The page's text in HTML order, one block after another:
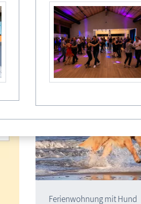
– Direkt beim regionalen
www.fischland-darss-
Fischland-Darß-Zingst-
mit Hund
Ferienwohnung mit Hund